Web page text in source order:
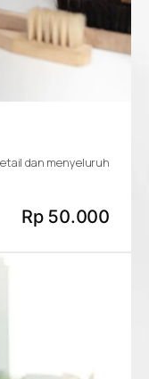
dan menyeluruh
Rp 50.000